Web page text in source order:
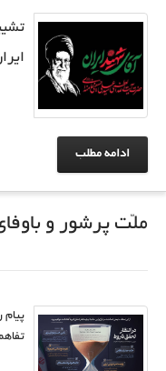
ادامه مطلب
ملّت پرشور و
پیام